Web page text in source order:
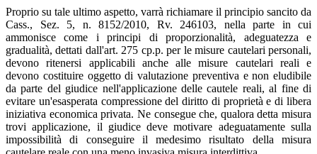
Proprio su tale ultimo aspetto, varrà richiamare il principio sancito da
Cass., Sez. 5, n. 8152/2010, Rv. 246103, nella parte in cui
ammonisce come i principi di proporzionalità, adeguatezza e
gradualità, dettati dall'art. 275 cp.p. per le misure cautelari personali,
devono ritenersi applicabili anche alle misure cautelari reali e
devono costituire oggetto di valutazione preventiva e non eludibile
da parte del giudice nell'applicazione delle cautele reali, al fine di
evitare un'esasperata compressione del diritto di proprietà e di libera
iniziativa economica privata. Ne consegue che, qualora detta misura
trovi applicazione, il giudice deve motivare adeguatamente sulla
impossibilità di conseguire il medesimo risultato della misura